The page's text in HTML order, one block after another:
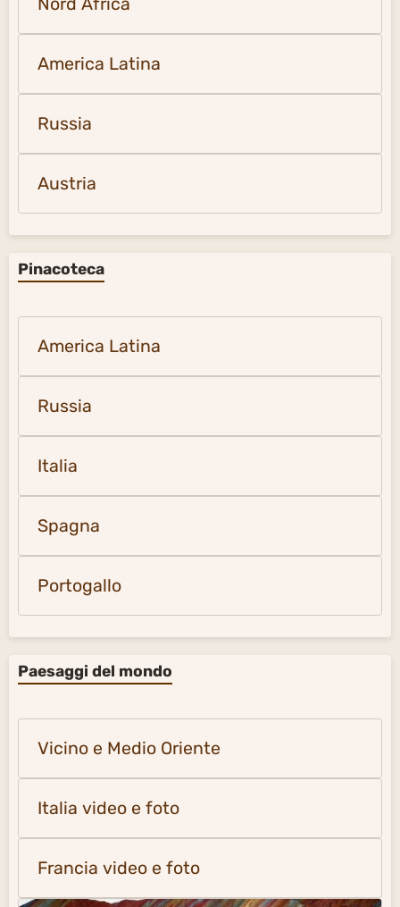
Nord Africa
America Latina
Russia
Austria
Pinacoteca
America Latina
Russia
Italia
Spagna
Portogallo
Paesaggi del mondo
Vicino e Medio Oriente
Italia video e foto
Francia video e foto